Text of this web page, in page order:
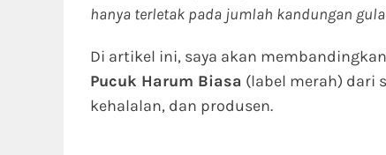
hanya terletak pada jumlah kandungan
Di artikel ini, saya akan membandingkan
Pucuk Harum Biasa (label merah) dari
kehalalan, dan produsen.